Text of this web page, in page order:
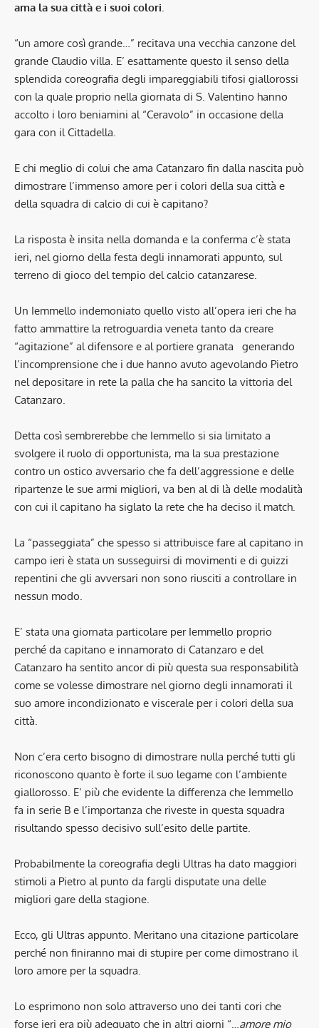
ama la sua città e i suoi colori.
“un amore così grande…” recitava una vecchia canzone del
grande Claudio villa. E’ esattamente questo il senso della
splendida coreografia degli impareggiabili tifosi giallorossi
con la quale proprio nella giornata di S. Valentino hanno
accolto i loro beniamini al “Ceravolo” in occasione della
gara con il Cittadella.
E chi meglio di colui che ama Catanzaro fin dalla nascita può
dimostrare l’immenso amore per i colori della sua città e
della squadra di calcio di cui è capitano?
La risposta è insita nella domanda e la conferma c’è stata
ieri, nel giorno della festa degli innamorati appunto, sul
terreno di gioco del tempio del calcio catanzarese.
Un Iemmello indemoniato quello visto all’opera ieri che ha
fatto ammattire la retroguardia veneta tanto da creare
“agitazione” al difensore e al portiere granata generando
l’incomprensione che i due hanno avuto agevolando Pietro
nel depositare in rete la palla che ha sancito la vittoria del
Catanzaro.
Detta così sembrerebbe che Iemmello si sia limitato a
svolgere il ruolo di opportunista, ma la sua prestazione
contro un ostico avversario che fa dell’aggressione e delle
ripartenze le sue armi migliori, va ben al di là delle modalità
con cui il capitano ha siglato la rete che ha deciso il match.
La “passeggiata” che spesso si attribuisce fare al capitano in
campo ieri è stata un susseguirsi di movimenti e di guizzi
repentini che gli avversari non sono riusciti a controllare in
nessun modo.
E’ stata una giornata particolare per Iemmello proprio
perché da capitano e innamorato di Catanzaro e del
Catanzaro ha sentito ancor di più questa sua responsabilità
come se volesse dimostrare nel giorno degli innamorati il
suo amore incondizionato e viscerale per i colori della sua
città.
Non c’era certo bisogno di dimostrare nulla perché tutti gli
riconoscono quanto è forte il suo legame con l’ambiente
giallorosso. E’ più che evidente la differenza che Iemmello
fa in serie B e l’importanza che riveste in questa squadra
risultando spesso decisivo sull’esito delle partite.
Probabilmente la coreografia degli Ultras ha dato maggiori
stimoli a Pietro al punto da fargli disputate una delle
migliori gare della stagione.
Ecco, gli Ultras appunto. Meritano una citazione particolare
perché non finiranno mai di stupire per come dimostrano il
loro amore per la squadra.
Lo esprimono non solo attraverso uno dei tanti cori che
forse ieri era più adeguato che in altri giorni “…amore mio